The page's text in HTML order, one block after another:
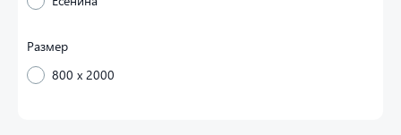
Размер
800 x 2000